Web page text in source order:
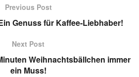
Previous Post
Genuss für Kaffee-Liebhaber!
Next Post
Weihnachtsbällchen immer
ein Muss!